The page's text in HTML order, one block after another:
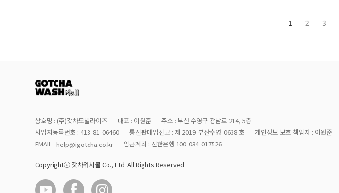
1 2 3
상호명 : (주)갓차모빌라이즈 대표 : 이원준
주소 : 부산 수영구 광남로 214, 5층
사업자등록번호 : 413-81-06460
통신판매업신고 : 제 2019-부산수영-0638 호 개인정보 보호 책임자 : 이원준
EMAIL : help@igotcha.co.kr 입금계좌 : 신한은행 100-034-017526
Copyrightⓒ 갓차워시몰 Co., Ltd. All Rights Reserved